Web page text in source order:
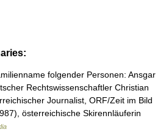
folgender Personen: Ansgar
Rechtswissenschaftler Christian
Journalist, ORF/Zeit im Bild
österreichische Skirennläuferin